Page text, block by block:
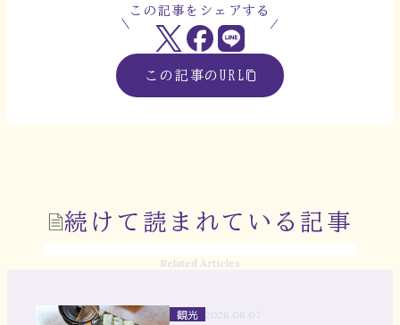
この記事をシェアする
この記事のURL
続けて読まれている記事
Related Articles
観光